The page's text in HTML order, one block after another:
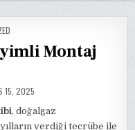
Montaj
15, 2025
, doğalgaz
verdiği tecrübe ile